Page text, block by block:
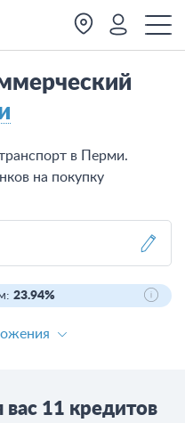
в Перми.
на покупку
рассчитайте
на подходящий
23.94%